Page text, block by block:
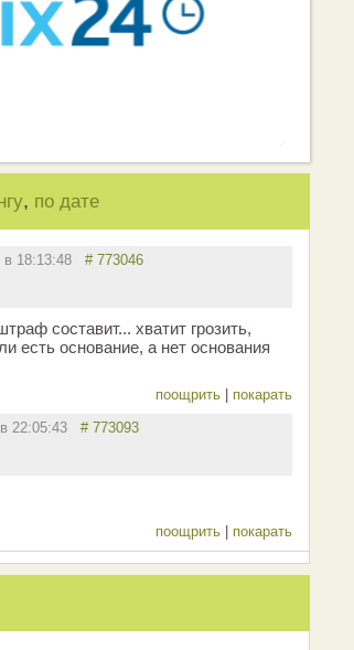
, по дате
в 18:13:48 # 773046
составит... хватит грозить,
есть основание, а нет основания
поощрить покарать
22:05:43 # 773093
поощрить покарать